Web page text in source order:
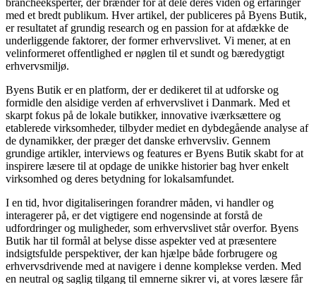
med et bredt publikum. Hver artikel, der publiceres på Byens Butik,
er resultatet af grundig research og en passion for at afdække de
underliggende faktorer, der former erhvervslivet. Vi mener, at en
velinformeret offentlighed er nøglen til et sundt og bæredygtigt
erhvervsmiljø.
Byens Butik er en platform, der er dedikeret til at udforske og
formidle den alsidige verden af erhvervslivet i Danmark. Med et
skarpt fokus på de lokale butikker, innovative iværksættere og
etablerede virksomheder, tilbyder mediet en dybdegående analyse af
de dynamikker, der præger det danske erhvervsliv. Gennem
grundige artikler, interviews og features er Byens Butik skabt for at
inspirere læsere til at opdage de unikke historier bag hver enkelt
virksomhed og deres betydning for lokalsamfundet.
I en tid, hvor digitaliseringen forandrer måden, vi handler og
interagerer på, er det vigtigere end nogensinde at forstå de
udfordringer og muligheder, som erhvervslivet står overfor. Byens
Butik har til formål at belyse disse aspekter ved at præsentere
indsigtsfulde perspektiver, der kan hjælpe både forbrugere og
erhvervsdrivende med at navigere i denne komplekse verden. Med
en neutral og saglig tilgang til emnerne sikrer vi, at vores læsere får